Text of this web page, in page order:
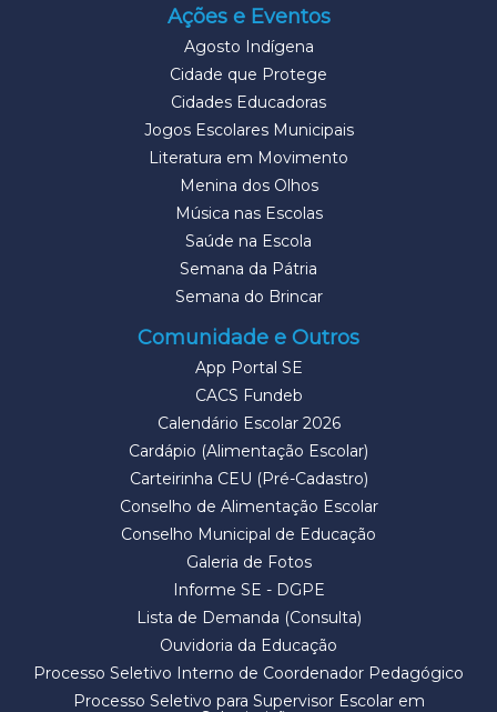
Ações e Eventos
Agosto Indígena
Cidade que Protege
Cidades Educadoras
Jogos Escolares Municipais
Literatura em Movimento
Menina dos Olhos
Música nas Escolas
Saúde na Escola
Semana da Pátria
Semana do Brincar
Comunidade e Outros
App Portal SE
CACS Fundeb
Calendário Escolar 2026
Cardápio (Alimentação Escolar)
Carteirinha CEU (Pré-Cadastro)
Conselho de Alimentação Escolar
Conselho Municipal de Educação
Galeria de Fotos
Informe SE - DGPE
Lista de Demanda (Consulta)
Ouvidoria da Educação
Processo Seletivo Interno de Coordenador Pedagógico
Processo Seletivo para Supervisor Escolar em